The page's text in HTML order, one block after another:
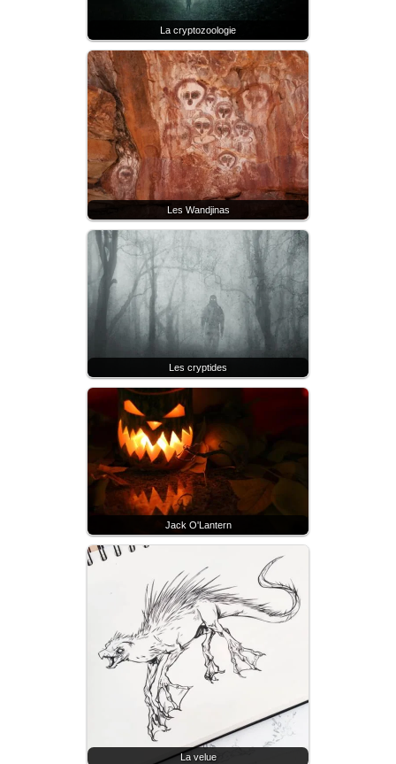
La cryptozoologie
Les Wandjinas
Les cryptides
Jack O'Lantern
La velue